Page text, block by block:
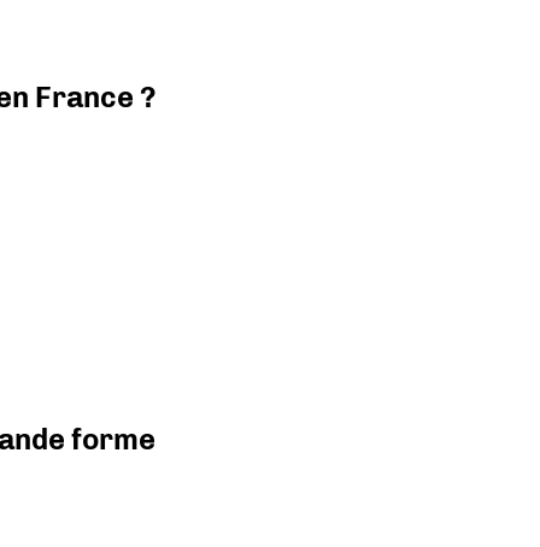
France ?
forme